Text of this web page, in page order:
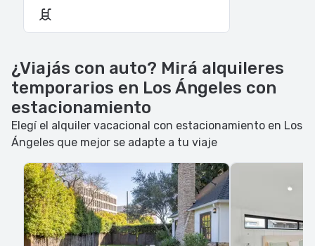
¿Viajás con auto? Mirá alquileres
temporarios en Los Ángeles con
estacionamiento
Elegí el alquiler vacacional con estacionamiento en Los
Ángeles que mejor se adapte a tu viaje